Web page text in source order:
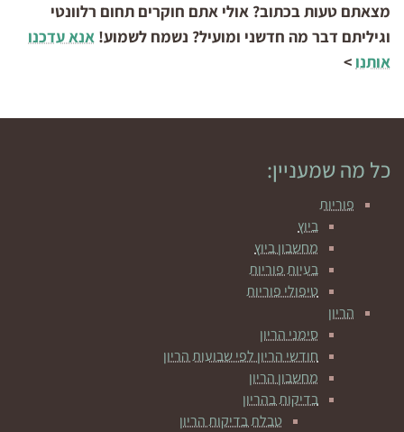
מצאתם טעות בכתוב? אולי אתם חוקרים תחום רלוונטי
וגיליתם דבר מה חדשני ומועיל? נשמח לשמוע! אנא עדכנו
אותנו >
כל מה שמעניין:
פוריות
ביוץ
מחשבון ביוץ
בעיות פוריות
טיפולי פוריות
הריון
סימני הריון
חודשי הריון לפי שבועות הריון
מחשבון הריון
בדיקות בהריון
טבלת בדיקות הריון